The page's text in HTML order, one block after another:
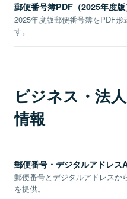
郵便番号簿PDF（2025年度版
2025年度版郵便番号簿をPDF形
す。
ビジネス・法
情報
郵便番号・デジタルアドレス
郵便番号とデジタルアドレスか
を提供。